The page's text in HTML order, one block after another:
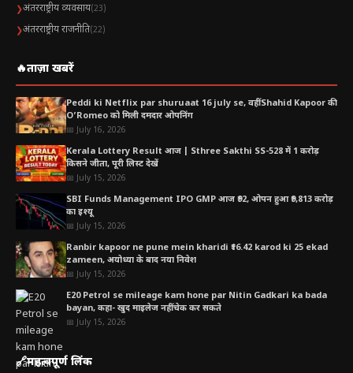
❯अंतरराष्ट्रीय व्यवसाय(23)
❯अंतरराष्ट्रीय राजनीति(22)
🔥ताज़ा खबरें
Peddi ki Netflix par shuruaat 16 july se, वहीं Shahid Kapoor की
O’Romeo को मिली दमदार ओपनिंग
📅 July 16, 2026
Kerala Lottery Result आज | Sthree Sakthi SS-528 में 1 करोड़
किसने जीता, पूरी लिस्ट देखें
📅 July 15, 2026
SBI Funds Management IPO GMP आज ₹92, ओपन हुआ ₹9,813 करोड़
का इश्यू
📅 July 15, 2026
Ranbir kapoor ne pune mein kharidi ₹16.42 karod ki 25 ekad
zameen, अयोध्या के बाद नया निवेश
📅 July 15, 2026
E20 Petrol se mileage kam hone par Nitin Gadkari ka bada
bayan, कहा- खुद माइलेज नहीं चेक कर सकते
📅 July 15, 2026
🔗महत्वपूर्ण लिंक